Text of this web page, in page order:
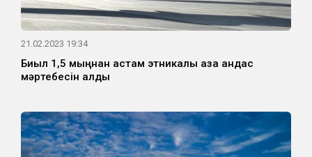
21.02.2023 19:34
Биыл 1,5 мыңнан астам этникалық қазақ қандас
мәртебесін алды